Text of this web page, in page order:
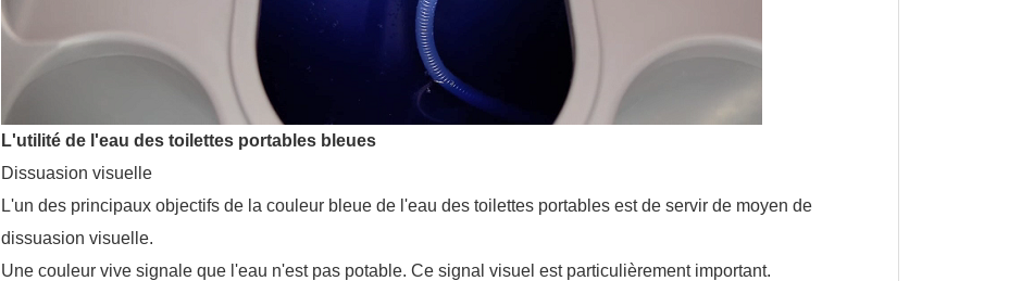
L'utilité de l'eau des toilettes portables bleues
Dissuasion visuelle
L'un des principaux objectifs de la couleur bleue de l'eau des toilettes portables est de servir de moyen de
dissuasion visuelle.
Une couleur vive signale que l'eau n'est pas potable. Ce signal visuel est particulièrement important.